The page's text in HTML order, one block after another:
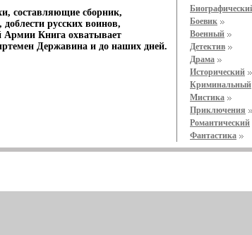
составляющие сборник,
русских воинов,
Армии Книга охватывает
Державина и до наших дней.
Боевик
Военный
Детектив
Драма
Исторический
Криминальный
Мистика
Приключения
Романтический
Фантастика